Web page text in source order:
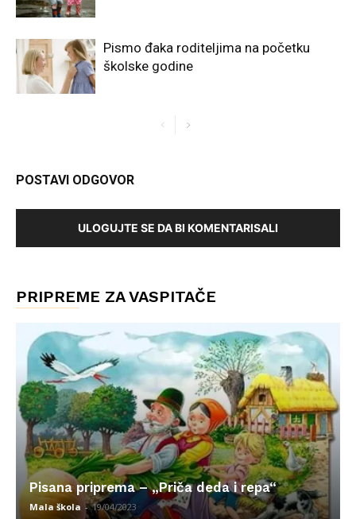
Pismo đaka roditeljima na početku
školske godine
POSTAVI ODGOVOR
ULOGUJTE SE DA BI KOMENTARISALI
PRIPREME ZA VASPITAČE
Pisana priprema – „Priča deda i repa“
Mala škola - 19/04/2023